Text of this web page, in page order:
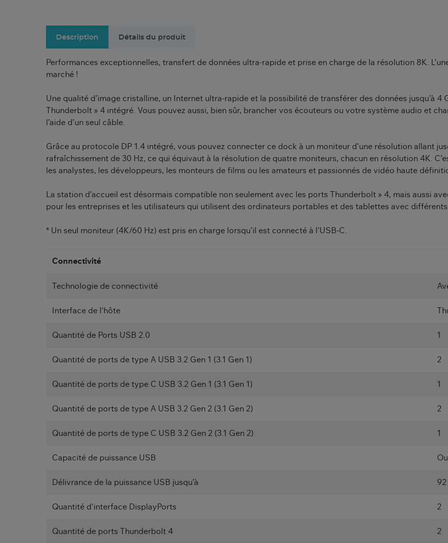
Description Détails du produit
Performances exceptionnelles, transfert de données ultra-rapide et prise en charge de la résolution 8K.
marché !
Une qualité d’image cristalline, un Internet ultra-rapide et la possibilité de transférer des données jusqu’à
Thunderbolt » 4 intégré. Vous pouvez aussi, bien sûr, brancher vos écouteurs ou votre système audio et
l’aide d’un seul câble.
Grâce au protocole DP 1.4 intégré, vous pouvez connecter ce dock à un moniteur d’une résolution allant
rafraîchissement de 30 Hz, ce qui équivaut à la résolution de quatre moniteurs, chacun en résolution 4K.
les analystes, les développeurs, les monteurs de films ou les amateurs et passionnés de vidéo haute
La station d’accueil est désormais compatible non seulement avec les ports Thunderbolt » 4, mais aussi
pour les entreprises et les utilisateurs qui utilisent des ordinateurs portables et des tablettes avec différents
* Un seul moniteur (4K/60 Hz) est pris en charge lorsqu’il est connecté à l’USB-C.
Connectivité
Technologie de connectivité
Interface de l'hôte
Quantité de Ports USB 2.0 1
Quantité de ports de type A USB 3.2 Gen 1 (3.1 Gen 1) 2
Quantité de ports de type C USB 3.2 Gen 1 (3.1 Gen 1) 1
Quantité de ports de type A USB 3.2 Gen 2 (3.1 Gen 2) 2
Quantité de ports de type C USB 3.2 Gen 2 (3.1 Gen 2) 1
Capacité de puissance USB
Délivrance de la puissance USB jusqu’à 92
Quantité d'interface DisplayPorts 2
Quantité de ports Thunderbolt 4 2